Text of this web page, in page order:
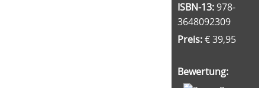
ISBN-13: 978-
3648092309
Preis:€ 39,95
Bewertung: